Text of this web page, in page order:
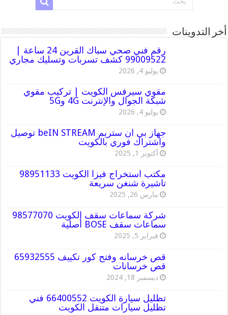
أخر التدوينات
رقم فني صحي سباك القرين 24 ساعة |
99009522 كشف تسربات وتسليك مجاري
يوليو 4, 2026
مقوي سيرفس الكويت | تركيب مقوي
شبكة الجوال والإنترنت 4G و5G
يوليو 4, 2026
جهاز بي ان ستريم beIN STREAM توصيل
واشتراك فوري بالكويت
أكتوبر 1, 2025
مكتب استخراج فيزا الكويت 98951133
تاشيرة شنغن سريعة
مارس 26, 2025
شركة سماعات سقف الكويت 98577070
سماعات سقف BOSE أصلية
فبراير 5, 2025
قص خرسانه وفتح كور تكييف 65932555
قص خرسانات
ديسمبر 18, 2024
تظليل سيارة الكويت 66400552 فني
تظليل سيارات متنقل الكويت